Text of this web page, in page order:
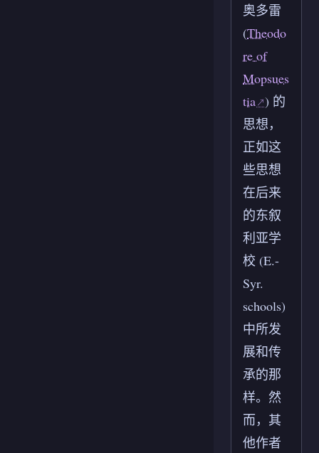
奥多雷
(Theodo
re of
Mopsues
tia ) 的
思想，
正如这
些思想
在后来
的东叙
利亚学
校 (E.-
Syr.
schools)
中所发
展和传
承的那
样。然
而，其
他作者